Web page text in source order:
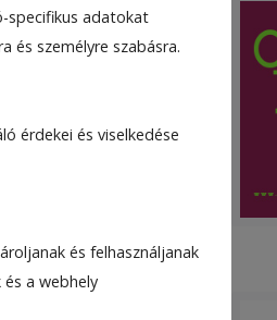
specifikus adatokat
és személyre szabásra.
érdekei és viselkedése
és felhasználjanak
a webhely
napközije
eddig egy időben
a vonatkozó
tiltakoznak az
Az önkormányzat
végül a szülők